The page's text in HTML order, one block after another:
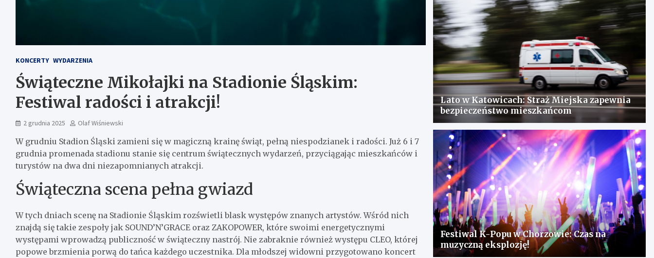
KONCERTY WYDARZENIA
Świąteczne Mikołajki na Stadionie Śląskim:
Festiwal radości i atrakcji!
2 grudnia 2025 Olaf Wiśniewski
W grudniu Stadion Śląski zamieni się w magiczną krainę świąt, pełną niespodzianek i radości. Już 6 i 7
grudnia promenada stadionu stanie się centrum świątecznych wydarzeń, przyciągając mieszkańców i
turystów na dwa dni niezapomnianych atrakcji.
Świąteczna scena pełna gwiazd
W tych dniach scenę na Stadionie Śląskim rozświetli blask występów znanych artystów. Wśród nich
znajdą się takie zespoły jak SOUND’N’GRACE oraz ZAKOPOWER, które swoimi energetycznymi
występami wprowadzą publiczność w świąteczny nastrój. Nie zabraknie również występu CLEO, której
popowe brzmienia porwą do tańca każdego uczestnika. Dla młodszej widowni przygotowano koncert
Lato w Katowicach: Straż Miejska zapewnia
bezpieczeństwo mieszkańcom
Festiwal K-Popu w Chorzowie: Czas na
muzyczną eksplozję!